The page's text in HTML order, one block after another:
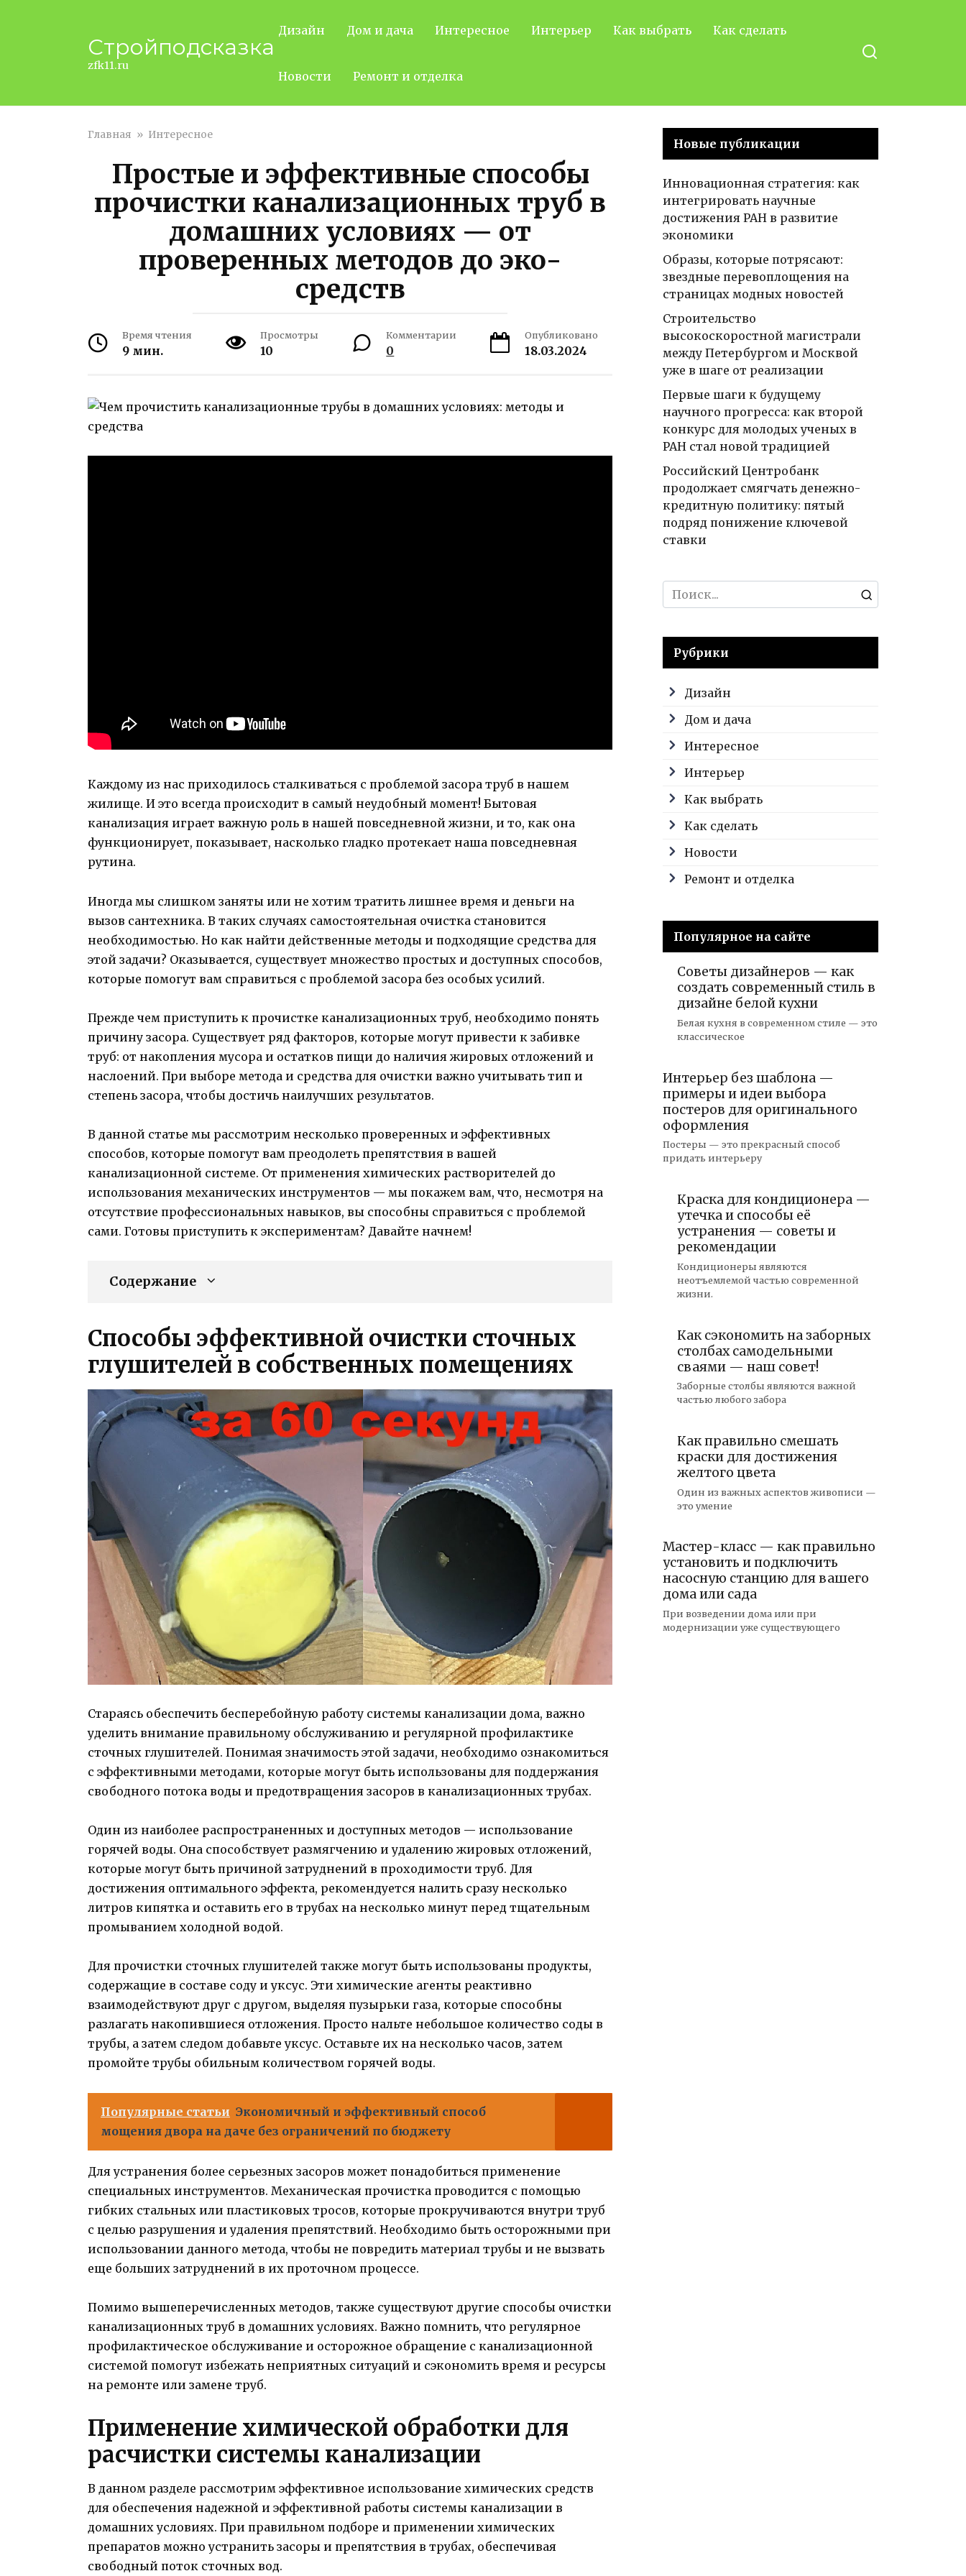
Стройподсказка
zfk11.ru
Дизайн Дом и дача Интересное Интерьер Как выбрать Как сделать
Новости Ремонт и отделка
Главная » Интересное
Простые и эффективные способы
прочистки канализационных труб в
домашних условиях — от
проверенных методов до эко-
средств
Время чтения
9 мин.
Просмотры
10
Комментарии
0
Опубликовано
18.03.2024
Каждому из нас приходилось сталкиваться с проблемой засора труб в нашем
жилище. И это всегда происходит в самый неудобный момент! Бытовая
канализация играет важную роль в нашей повседневной жизни, и то, как она
функционирует, показывает, насколько гладко протекает наша повседневная
рутина.
Иногда мы слишком заняты или не хотим тратить лишнее время и деньги на
вызов сантехника. В таких случаях самостоятельная очистка становится
необходимостью. Но как найти действенные методы и подходящие средства для
этой задачи? Оказывается, существует множество простых и доступных способов,
которые помогут вам справиться с проблемой засора без особых усилий.
Прежде чем приступить к прочистке канализационных труб, необходимо понять
причину засора. Существует ряд факторов, которые могут привести к забивке
труб: от накопления мусора и остатков пищи до наличия жировых отложений и
наслоений. При выборе метода и средства для очистки важно учитывать тип и
степень засора, чтобы достичь наилучших результатов.
В данной статье мы рассмотрим несколько проверенных и эффективных
способов, которые помогут вам преодолеть препятствия в вашей
канализационной системе. От применения химических растворителей до
использования механических инструментов — мы покажем вам, что, несмотря на
отсутствие профессиональных навыков, вы способны справиться с проблемой
сами. Готовы приступить к экспериментам? Давайте начнем!
Содержание
Способы эффективной очистки сточных
глушителей в собственных помещениях
Стараясь обеспечить бесперебойную работу системы канализации дома, важно
уделить внимание правильному обслуживанию и регулярной профилактике
сточных глушителей. Понимая значимость этой задачи, необходимо ознакомиться
с эффективными методами, которые могут быть использованы для поддержания
свободного потока воды и предотвращения засоров в канализационных трубах.
Один из наиболее распространенных и доступных методов — использование
горячей воды. Она способствует размягчению и удалению жировых отложений,
которые могут быть причиной затруднений в проходимости труб. Для
достижения оптимального эффекта, рекомендуется налить сразу несколько
литров кипятка и оставить его в трубах на несколько минут перед тщательным
промыванием холодной водой.
Для прочистки сточных глушителей также могут быть использованы продукты,
содержащие в составе соду и уксус. Эти химические агенты реактивно
взаимодействуют друг с другом, выделяя пузырьки газа, которые способны
разлагать накопившиеся отложения. Просто нальте небольшое количество соды в
трубы, а затем следом добавьте уксус. Оставьте их на несколько часов, затем
промойте трубы обильным количеством горячей воды.
Популярные статьи Экономичный и эффективный способ
мощения двора на даче без ограничений по бюджету
Для устранения более серьезных засоров может понадобиться применение
специальных инструментов. Механическая прочистка проводится с помощью
гибких стальных или пластиковых тросов, которые прокручиваются внутри труб
с целью разрушения и удаления препятствий. Необходимо быть осторожными при
использовании данного метода, чтобы не повредить материал трубы и не вызвать
еще больших затруднений в их проточном процессе.
Помимо вышеперечисленных методов, также существуют другие способы очистки
канализационных труб в домашних условиях. Важно помнить, что регулярное
профилактическое обслуживание и осторожное обращение с канализационной
системой помогут избежать неприятных ситуаций и сэкономить время и ресурсы
на ремонте или замене труб.
Применение химической обработки для
расчистки системы канализации
В данном разделе рассмотрим эффективное использование химических средств
для обеспечения надежной и эффективной работы системы канализации в
домашних условиях. При правильном подборе и применении химических
препаратов можно устранить засоры и препятствия в трубах, обеспечивая
свободный поток сточных вод.
Новые публикации
Инновационная стратегия: как
интегрировать научные
достижения РАН в развитие
экономики
Образы, которые потрясают:
звездные перевоплощения на
страницах модных новостей
Строительство
высокоскоростной магистрали
между Петербургом и Москвой
уже в шаге от реализации
Первые шаги к будущему
научного прогресса: как второй
конкурс для молодых ученых в
РАН стал новой традицией
Российский Центробанк
продолжает смягчать денежно-
кредитную политику: пятый
подряд понижение ключевой
ставки
Search
for:
Рубрики
Дизайн
Дом и дача
Интересное
Интерьер
Как выбрать
Как сделать
Новости
Ремонт и отделка
Популярное на сайте
Советы дизайнеров — как
создать современный стиль в
дизайне белой кухни
Белая кухня в современном стиле — это
классическое
Интерьер без шаблона —
примеры и идеи выбора
постеров для оригинального
оформления
Постеры — это прекрасный способ
придать интерьеру
Краска для кондиционера —
утечка и способы её
устранения — советы и
рекомендации
Кондиционеры являются
неотъемлемой частью современной
жизни.
Как сэкономить на заборных
столбах самодельными
сваями — наш совет!
Заборные столбы являются важной
частью любого забора
Как правильно смешать
краски для достижения
желтого цвета
Один из важных аспектов живописи —
это умение
Мастер-класс — как правильно
установить и подключить
насосную станцию для вашего
дома или сада
При возведении дома или при
модернизации уже существующего